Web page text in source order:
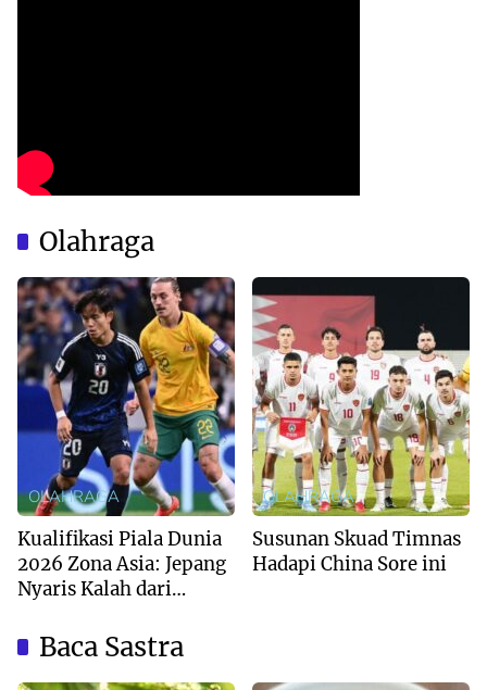
Olahraga
OLAHRAGA
Kualifikasi Piala Dunia
2026 Zona Asia: Jepang
Nyaris Kalah dari
OLAHRAGA
Susunan Skuad Timnas
Hadapi China Sore ini
Baca Sastra